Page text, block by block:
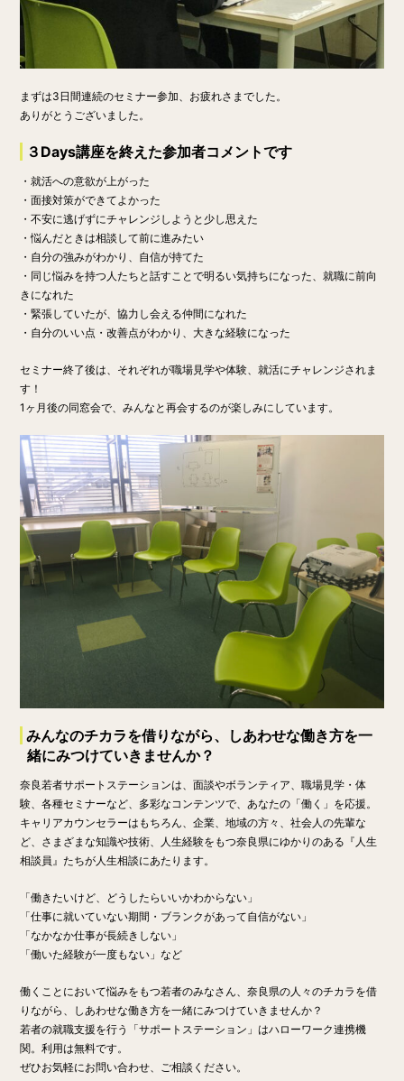
まずは3日間連続のセミナー参加、お疲れさまでした。
ありがとうございました。
３Days講座を終えた参加者コメントです
・就活への意欲が上がった
・面接対策ができてよかった
・不安に逃げずにチャレンジしようと少し思えた
・悩んだときは相談して前に進みたい
・自分の強みがわかり、自信が持てた
・同じ悩みを持つ人たちと話すことで明るい気持ちになった、就職に前向
きになれた
・緊張していたが、協力し会える仲間になれた
・自分のいい点・改善点がわかり、大きな経験になった
セミナー終了後は、それぞれが職場見学や体験、就活にチャレンジされま
す！
1ヶ月後の同窓会で、みんなと再会するのが楽しみにしています。
みんなのチカラを借りながら、しあわせな働き方を一
緒にみつけていきませんか？
奈良若者サポートステーションは、面談やボランティア、職場見学・体
験、各種セミナーなど、多彩なコンテンツで、あなたの「働く」を応援。
キャリアカウンセラーはもちろん、企業、地域の方々、社会人の先輩な
ど、さまざまな知識や技術、人生経験をもつ奈良県にゆかりのある『人生
相談員』たちが人生相談にあたります。
「働きたいけど、どうしたらいいかわからない」
「仕事に就いていない期間・ブランクがあって自信がない」
「なかなか仕事が長続きしない」
「働いた経験が一度もない」など
働くことにおいて悩みをもつ若者のみなさん、奈良県の人々のチカラを借
りながら、しあわせな働き方を一緒にみつけていきませんか？
若者の就職支援を行う「サポートステーション」はハローワーク連携機
関。利用は無料です。
ぜひお気軽にお問い合わせ、ご相談ください。